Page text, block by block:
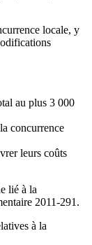
locale, y
au plus 3 000
concurrence
leurs coûts
lié à la
2011-291.
à la